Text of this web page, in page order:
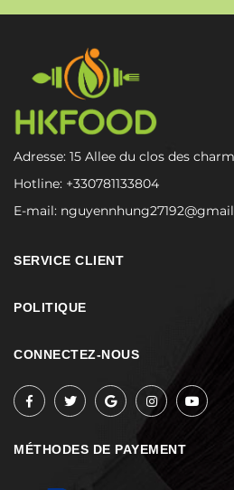
Adresse: 15 Allee du clos des
Hotline: +330781133804
E-mail:
SERVICE CLIENT
POLITIQUE
CONNECTEZ-NOUS
MÉTHODES DE PAYEMENT